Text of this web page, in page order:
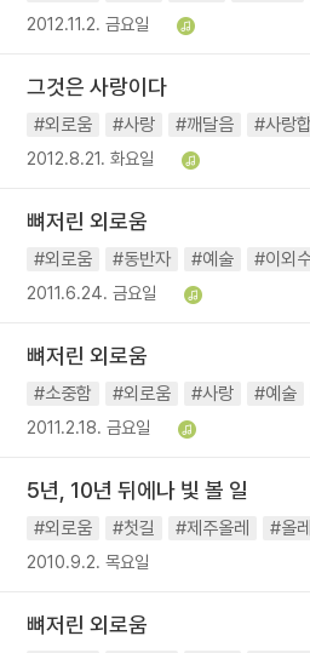
2012.11.2. 금요일
그것은 사랑이다
#외로움 #사랑 #깨달음 #사랑
2012.8.21. 화요일
뼈저린 외로움
#외로움 #동반자 #예술 #이외
2011.6.24. 금요일
뼈저린 외로움
#소중함 #외로움 #사랑 #예술
2011.2.18. 금요일
5년, 10년 뒤에나 빛 볼 일
#외로움 #첫길 #제주올레 #올
2010.9.2. 목요일
뼈저린 외로움